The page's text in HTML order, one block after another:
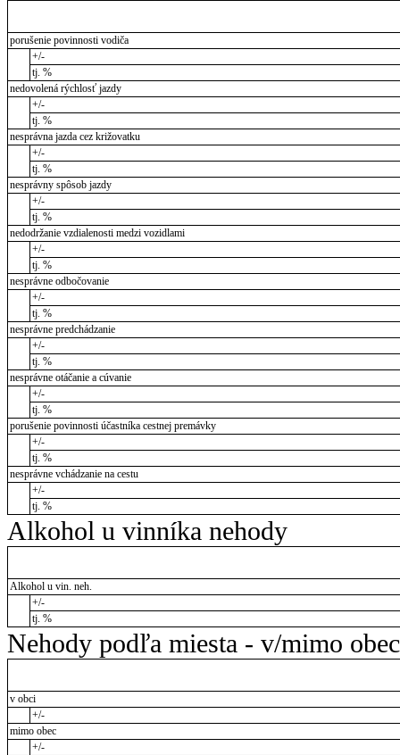
porušenie povinnosti vodiča
+/-
tj. %
nedovolená rýchlosť jazdy
+/-
tj. %
nesprávna jazda cez križovatku
+/-
tj. %
nesprávny spôsob jazdy
+/-
tj. %
nedodržanie vzdialenosti medzi vozidlami
+/-
tj. %
nesprávne odbočovanie
+/-
tj. %
nesprávne predchádzanie
+/-
tj. %
nesprávne otáčanie a cúvanie
+/-
tj. %
porušenie povinnosti účastníka cestnej premávky
+/-
tj. %
nesprávne vchádzanie na cestu
+/-
tj. %
Alkohol u vinníka nehody
Alkohol u vin. neh.
+/-
tj. %
Nehody podľa miesta - v/mimo obec
v obci
+/-
mimo obec
+/-